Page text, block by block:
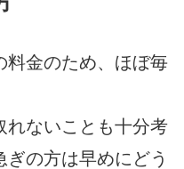
料金のため、ほぼ毎
れないことも十分考
ぎの方は早めにどう